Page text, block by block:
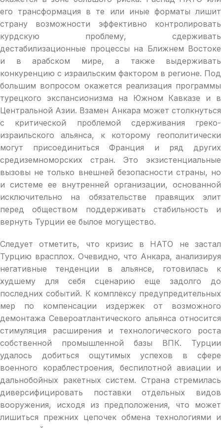
его трансформация в те или иные форматы лишит
страну возможности эффективно контролировать
курдскую проблему, сдерживать
дестабилизационные процессы на Ближнем Востоке
и в арабском мире, а также выдерживать
конкуренцию с израильским фактором в регионе. Под
большим вопросом окажется реализация программы
турецкого экспансионизма на Южном Кавказе и в
Центральной Азии. Взамен Анкара может столкнуться
с критической проблемой сдерживания греко-
израильского альянса, к которому геополитически
могут присоединиться Франция и ряд других
средиземноморских стран. Это экзистенциальные
вызовы не только внешней безопасности страны, но
и системе ее внутренней организации, основанной
исключительно на обязательстве правящих элит
перед обществом поддерживать стабильность и
вернуть Турции ее былое могущество.
Следует отметить, что кризис в НАТО не застал
Турцию врасплох. Очевидно, что Анкара, анализируя
негативные тенденции в альянсе, готовилась к
худшему для себя сценарию еще задолго до
последних событий. К комплексу предупредительных
мер по компенсации издержек от возможного
демонтажа Североатлантического альянса относится
стимуляция расширения и технологического роста
собственной промышленной базы ВПК. Турции
удалось добиться ощутимых успехов в сфере
военного кораблестроения, беспилотной авиации и
дальнобойных ракетных систем. Страна стремилась
диверсифицировать поставки отдельных видов
вооружения, исходя из предположения, что может
лишиться прежних цепочек обмена технологиями и